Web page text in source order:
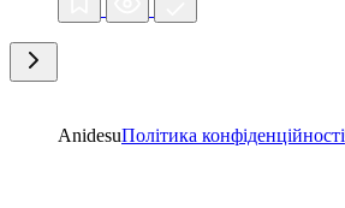
AnidesuПолітика конфіденційності